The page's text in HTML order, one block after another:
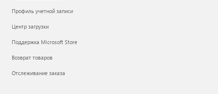
Профиль учетной записи
Центр загрузки
Поддержка Microsoft Store
Возврат товаров
Отслеживание заказа